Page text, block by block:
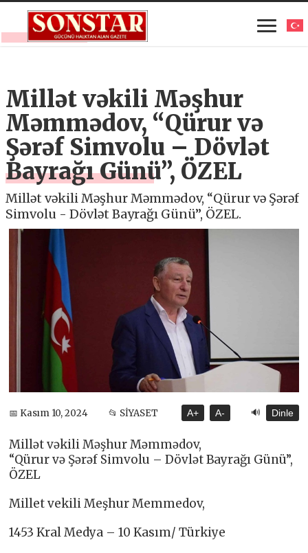
Millət vəkili Məşhur
Məmmədov, “Qürur və
Şərəf Simvolu – Dövlət
Bayrağı Günü”, ÖZEL
Millət vəkili Məşhur Məmmədov, “Qürur və Şərəf
Simvolu - Dövlət Bayrağı Günü”, ÖZEL.
📅 Kasım 10, 2024 📂 SİYASET A+ A- 🔊 Dinle
Millət vəkili Məşhur Məmmədov,
“Qürur və Şərəf Simvolu – Dövlət Bayrağı Günü”,
ÖZEL
Millet vekili Meşhur Memmedov,
1453 Kral Medya – 10 Kasım/ Türkiye